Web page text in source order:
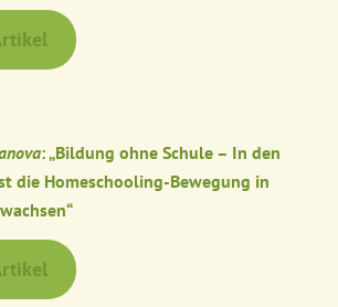
: „Bildung ohne Schule – In den
die Homeschooling-Bewegung in